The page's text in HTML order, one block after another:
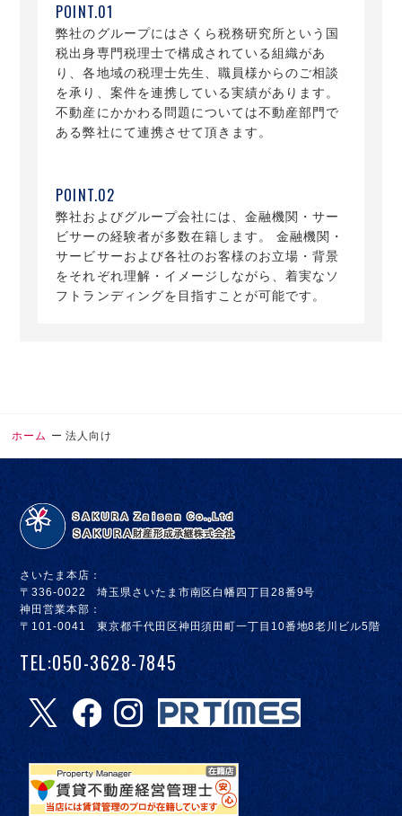
弊社のグループにはさくら税務研究所という国
税出身専門税理士で構成されている組織があ
り、各地域の税理士先生、職員様からのご相談
を承り、案件を連携している実績があります。
不動産にかかわる問題については不動産部門で
ある弊社にて連携させて頂きます。
弊社およびグループ会社には、金融機関・サー
ビサーの経験者が多数在籍します。 金融機関・
サービサーおよび各社のお客様のお立場・背景
をそれぞれ理解・イメージしながら、着実なソ
フトランディングを目指すことが可能です。
ホーム 法人向け
さいたま本店：
〒336-0022 埼玉県さいたま市南区白幡四丁目28番9号
神田営業本部：
〒101-0041 東京都千代田区神田須田町一丁目10番地8老川ビル5階
TEL:050-3628-7845